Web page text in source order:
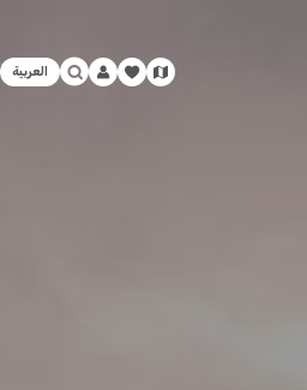
العربية